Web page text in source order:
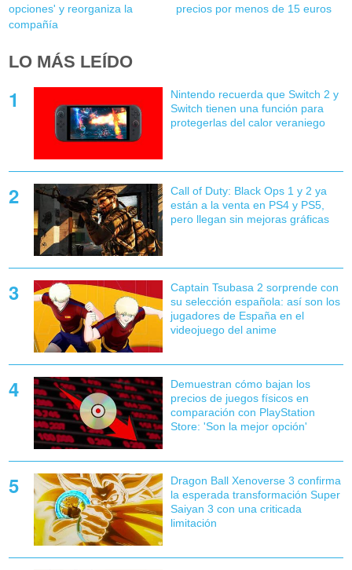
opciones' y reorganiza la
compañía
precios por menos de 15 euros
LO MÁS LEÍDO
Nintendo recuerda que Switch 2 y
Switch tienen una función para
protegerlas del calor veraniego
Call of Duty: Black Ops 1 y 2 ya
están a la venta en PS4 y PS5,
pero llegan sin mejoras gráficas
Captain Tsubasa 2 sorprende con
su selección española: así son los
jugadores de España en el
videojuego del anime
Demuestran cómo bajan los
precios de juegos físicos en
comparación con PlayStation
Store: 'Son la mejor opción'
Dragon Ball Xenoverse 3 confirma
la esperada transformación Super
Saiyan 3 con una criticada
limitación